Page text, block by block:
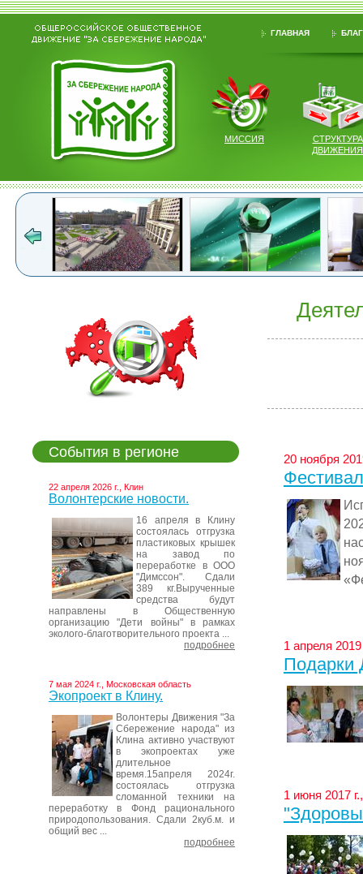
ГЛАВНАЯ
МИССИЯ
СТРУКТУРА
ДВИЖЕНИЯ
События в регионе
22 апреля 2026 г., Клин
Волонтерские новости.
16 апреля в Клину
состоялась отгрузка
пластиковых крышек
на завод по
переработке в ООО
"Димссон". Сдали
389 кг.Вырученные
средства будут
направлены в Общественную
организацию "Дети войны" в рамках
эколого-благотворительного проекта ...
подробнее
7 мая 2024 г., Московская область
Экопроект в Клину.
Волонтеры Движения "За
Сбережение народа" из
Клина активно участвуют
в экопроектах уже
длительное
время.15апреля 2024г.
состоялась отгрузка
сломанной техники на
переработку в Фонд рационального
природопользования. Сдали 2куб.м. и
общий вес ...
подробнее
20 ноября
1 апреля
Подарки
1 июня 2017